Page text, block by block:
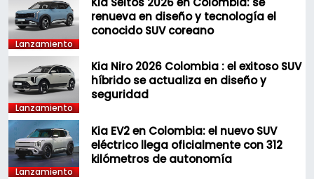
Lanzamiento
renueva en diseño y tecnología el
conocido SUV coreano
Lanzamiento
Kia Niro 2026 Colombia : el exitoso SUV
híbrido se actualiza en diseño y
seguridad
Lanzamiento
Kia EV2 en Colombia: el nuevo SUV
eléctrico llega oficialmente con 312
kilómetros de autonomía